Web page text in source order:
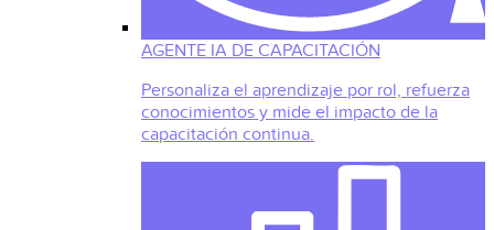
AGENTE IA DE CAPACITACIÓN
Personaliza el aprendizaje por rol, refuerza
conocimientos y mide el impacto de la
capacitación continua.